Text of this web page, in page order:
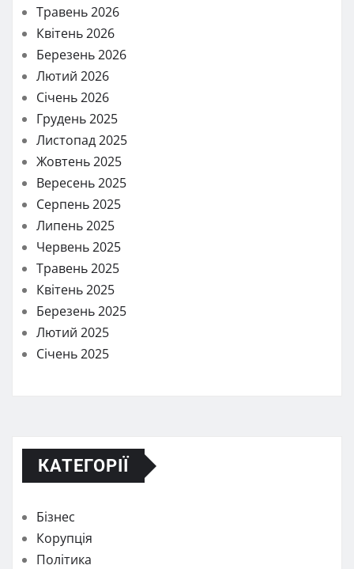
Травень 2026
Квітень 2026
Березень 2026
Лютий 2026
Січень 2026
Грудень 2025
Листопад 2025
Жовтень 2025
Вересень 2025
Серпень 2025
Липень 2025
Червень 2025
Травень 2025
Квітень 2025
Березень 2025
Лютий 2025
Січень 2025
КАТЕГОРІЇ
Бізнес
Корупція
Політика